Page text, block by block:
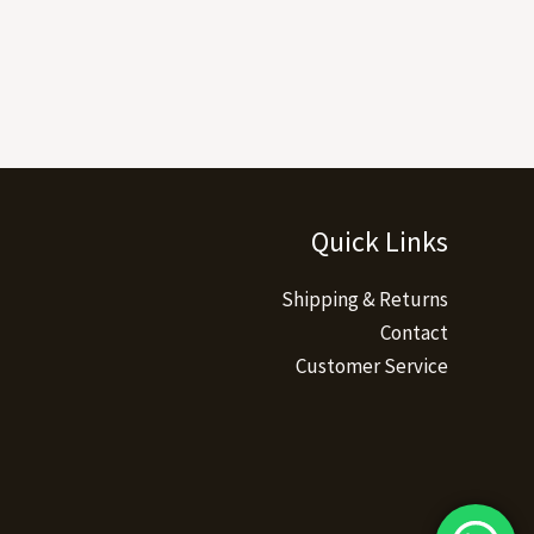
Quick Links
Shipping & Returns
Contact
Customer Service